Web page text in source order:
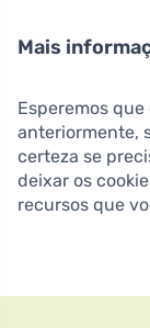
Mais
Esperemos
anteriormente,
certeza se
deixar os
recursos que